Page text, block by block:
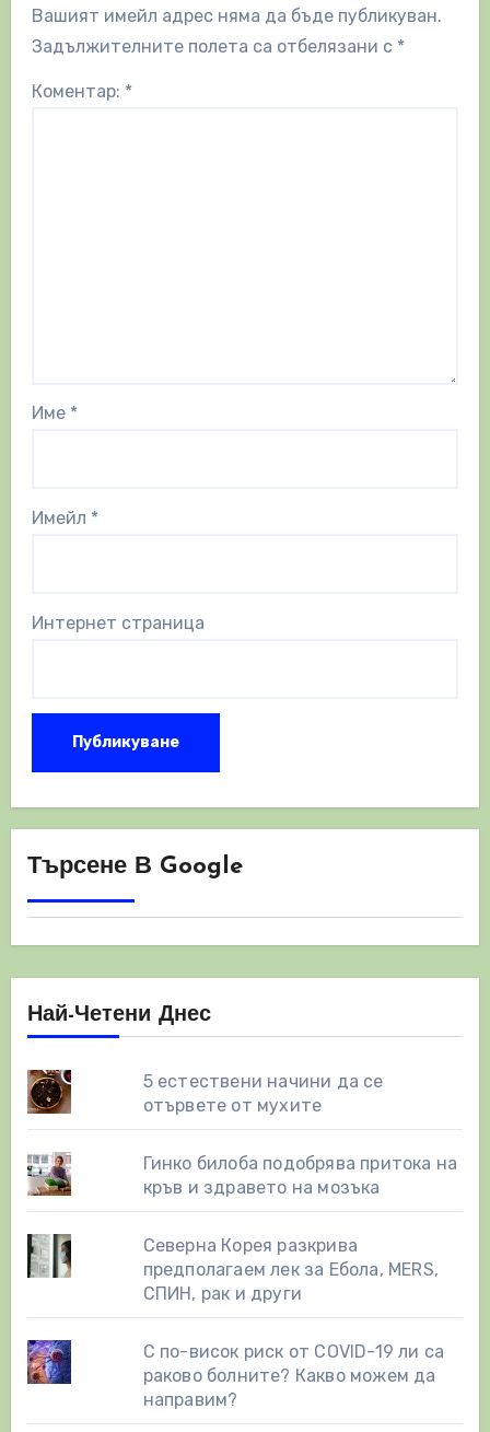
Вашият имейл адрес няма да бъде публикуван.
Задължителните полета са отбелязани с *
Коментар: *
Име *
Имейл *
Интернет страница
Търсене В Google
Най-Четени Днес
5 естествени начини да се
отървете от мухите
Гинко билоба подобрява притока на
кръв и здравето на мозъка
Северна Корея разкрива
предполагаем лек за Ебола, MERS,
СПИН, рак и други
С по-висок риск от COVID-19 ли са
раково болните? Какво можем да
направим?